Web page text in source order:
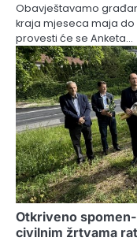
Obavještavamo
kraja mjeseca maja
provesti će se Anketa…
Otkriveno
civilnim žrtvama